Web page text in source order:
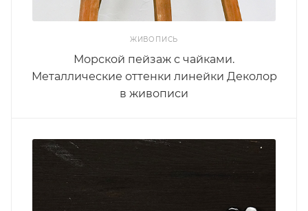
ЖИВОПИСЬ
Морской пейзаж с чайками.
Металлические оттенки линейки Деколор
в живописи